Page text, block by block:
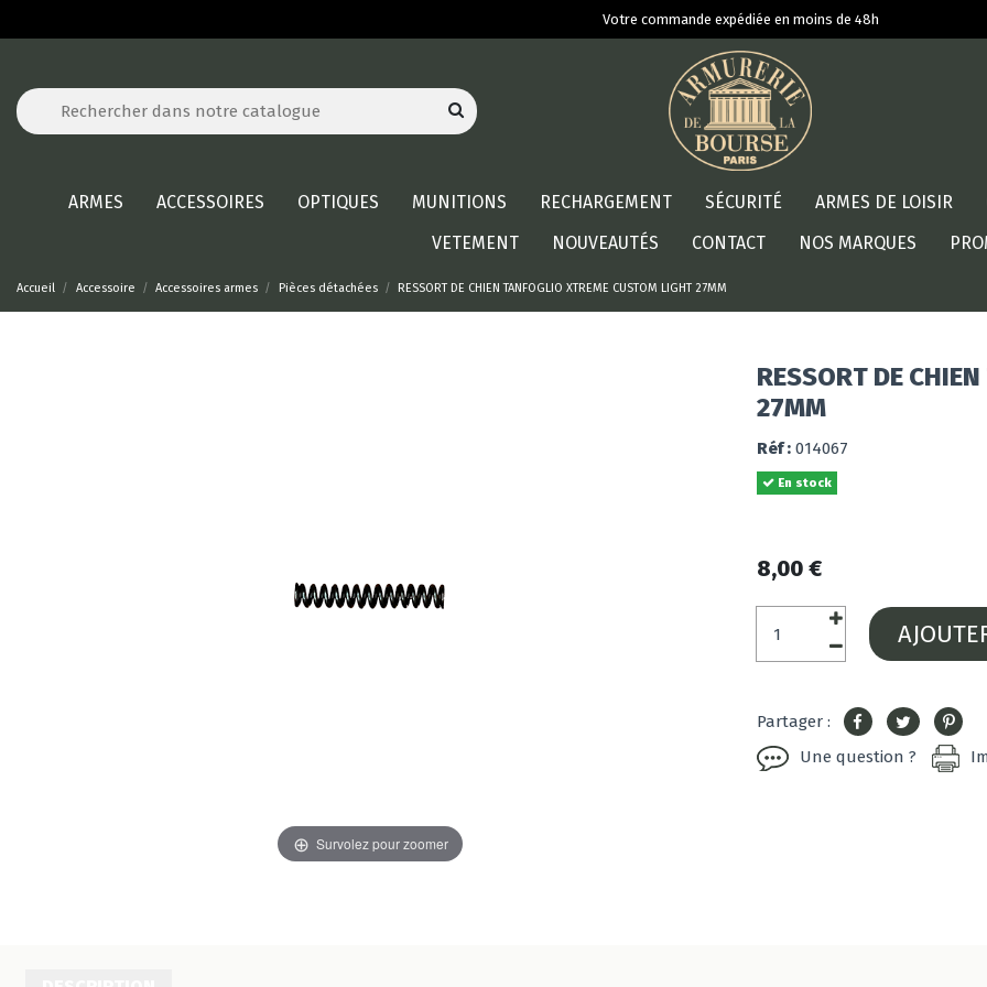
Votre commande expédiée en moins de 48h
ARMES ACCESSOIRES OPTIQUES MUNITIONS RECHARGEMENT SÉCURITÉ ARMES DE LOISIR
VETEMENT
NOUVEAUTÉS CONTACT NOS MARQUES
Accueil Accessoire Accessoires armes Pièces détachées RESSORT DE CHIEN TANFOGLIO XTREME CUSTOM LIGHT 27MM
Survolez pour zoomer
RESSORT DE
27MM
Réf : 014067
En stock
8,00 €
Partager :
Une question ?